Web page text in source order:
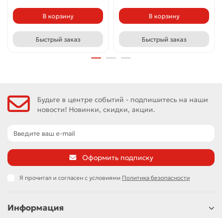
В корзину
Быстрый заказ
В корзину
Быстрый заказ
Будьте в центре событий - подпишитесь на наши
новости! Новинки, скидки, акции.
Оформить подписку
Я прочитал и согласен с условиями Политика безопасности
Информация